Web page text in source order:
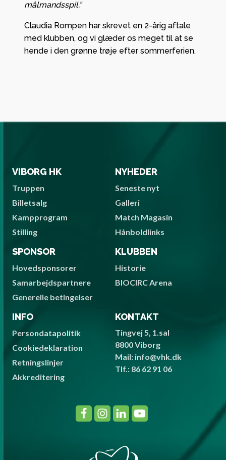
målmandsspil.”
Claudia Rompen har skrevet en 2-årig aftale
med klubben, og vi glæder os meget til at se
hende i den grønne trøje efter sommerferien.
VIBORG HK
Truppen
Billetsalg
Kampprogram
Stilling
NYHEDER
Seneste nyt
Galleri
Match Magasin
Hånboldlinks
SPONSOR
Hovedsponsorer
Samarbejdspartnere
Generelle betingelser
KLUBBEN
Historie
BIOCIRC Arena
INFO
Persondatapolitik
Cookiedeklaration
Retningslinjer
Akkreditering
KONTAKT
Tingvej 5, 1.sal
8800 Viborg
Mail: info@vhk.dk
Tlf.: 86 62 91 06